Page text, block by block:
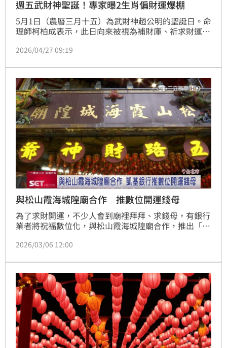
週五武財神聖誕！專家曝2生肖偏財運爆棚
5月1日（農曆三月十五）為武財神趙公明的聖誕日。命
理師柯柏成表示，此日向來被視為補財庫、祈求財運與
生月份為農曆五月、六月及十一月特別有偏財運，可以
2026/04/27 09:19
與松山霞海城隍廟合作 推數位開運錢母
為了求財開運，不少人會到廟裡拜拜、求錢母，有銀行
業者將祝福數位化，與松山霞海城隍廟合作，推出「一
與國民零食品牌推出聯名金融卡，將「守護」精神延續
2026/03/06 12:00